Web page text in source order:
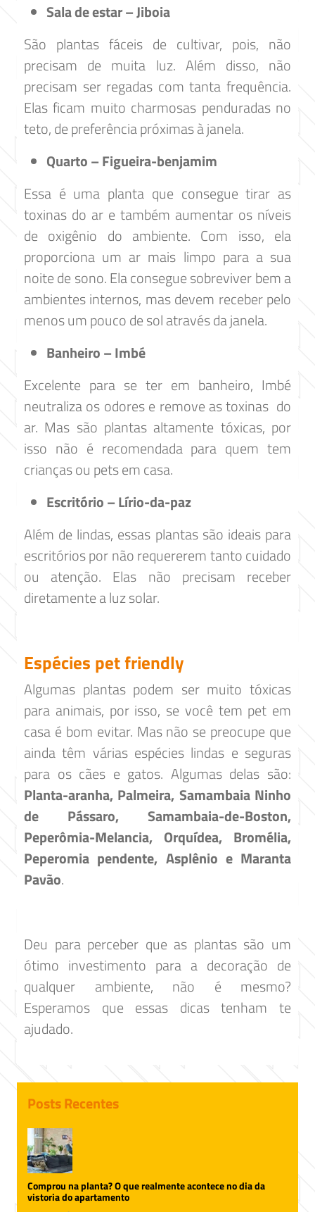
Sala de estar – Jiboia
São plantas fáceis de cultivar, pois, não
precisam de muita luz. Além disso, não
precisam ser regadas com tanta frequência.
Elas ficam muito charmosas penduradas no
teto, de preferência próximas à janela.
Quarto – Figueira-benjamim
Essa é uma planta que consegue tirar as
toxinas do ar e também aumentar os níveis
de oxigênio do ambiente. Com isso, ela
proporciona um ar mais limpo para a sua
noite de sono. Ela consegue sobreviver bem a
ambientes internos, mas devem receber pelo
menos um pouco de sol através da janela.
Banheiro – Imbé
Excelente para se ter em banheiro, Imbé
neutraliza os odores e remove as toxinas do
ar. Mas são plantas altamente tóxicas, por
isso não é recomendada para quem tem
crianças ou pets em casa.
Escritório – Lírio-da-paz
Além de lindas, essas plantas são ideais para
escritórios por não requererem tanto cuidado
ou atenção. Elas não precisam receber
diretamente a luz solar.
Espécies pet friendly
Algumas plantas podem ser muito tóxicas
para animais, por isso, se você tem pet em
casa é bom evitar. Mas não se preocupe que
ainda têm várias espécies lindas e seguras
para os cães e gatos. Algumas delas são:
Planta-aranha, Palmeira, Samambaia Ninho
de Pássaro, Samambaia-de-Boston,
Peperômia-Melancia, Orquídea, Bromélia,
Peperomia pendente, Asplênio e Maranta
Pavão.
Deu para perceber que as plantas são um
ótimo investimento para a decoração de
qualquer ambiente, não é mesmo?
Esperamos que essas dicas tenham te
ajudado.
Posts Recentes
Comprou na planta? O que realmente acontece no dia da
vistoria do apartamento